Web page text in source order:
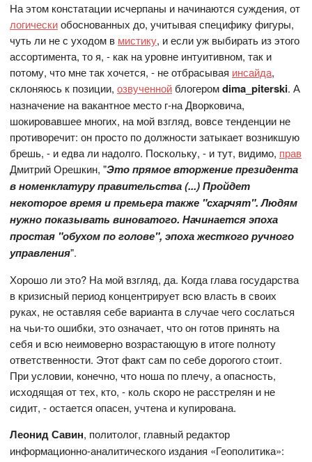
На этом констатации исчерпаны и начинаются суждения, от
логическиобоснованных до, учитывая специфику фигуры,
чуть ли не с уходом в мистику, и если уж выбирать из этого
ассортимента, то я, - как на уровне интуитивном, так и
потому, что мне так хочется, - не отбрасывая инсайда,
склоняюсь к позиции,озвученнойблогеромdima_piterski. А
назначение на вакантное место г-на Дворковича,
шокировавшее многих, на мой взгляд, вовсе тенденции не
противоречит: он просто по должности затыкает возникшую
брешь, - и едва ли надолго. Поскольку, - и тут, видимо, прав
Дмитрий Орешкин, "Это прямое вторжение президента
в номенклатуру правительства (...) Пройдет
некоторое время и премьера также "схарчят". Людям
нужно показывать виноватого. Начинается эпоха
простая "обухом по голове", эпоха жесткого ручного
управления".
Хорошо ли это? На мой взгляд, да. Когда глава государства
в кризисный период концентрирует всю власть в своих
руках, не оставляя себе варианта в случае чего сослаться
на чьи-то ошибки, это означает, что он готов принять на
себя и всю неимоверно возрастающую в итоге полноту
ответственности. Этот факт сам по себе дорогого стоит.
При условии, конечно, что ноша по плечу, а опасность,
исходящая от тех, кто, - коль скоро не расстрелян и не
сидит, - остается опасен, учтена и купирована.
Леонид Савин, политолог, главный редактор
информационно-аналитического издания «Геополитика»: